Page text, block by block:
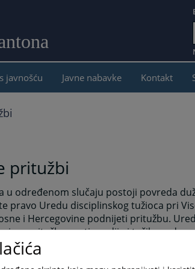
sadržaj
javnošću Javne nabavke Kontakt
pritužbi
u određenom slučaju postoji povreda
pravo Uredu disciplinskog tužioca pri
i Hercegovine podnijeti pritužbu.
pritužbe protiv sudija i tužilaca, da
disciplinsku odgovornost i izriče
istrage na vlastitu inicijativu ili po